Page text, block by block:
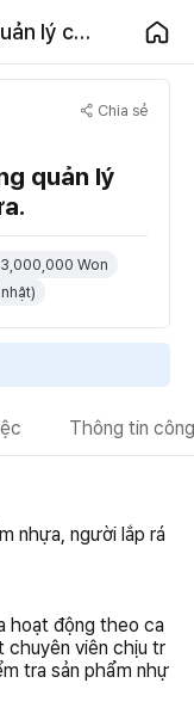
Chúng tôi đang tuyển dụng quản lý chất lượng sản phẩm nhựa.
Chia sẻ
quản lý
Won
Thông tin
nhựa, người lắp rá
hoạt động theo ca
chuyên viên chịu tr
tra sản phẩm nhự